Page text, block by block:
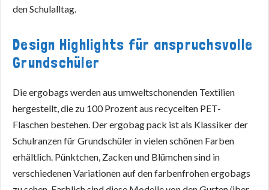
den Schulalltag.
Design Highlights für anspruchsvolle
Grundschüler
Die ergobags werden aus umweltschonenden Textilien
hergestellt, die zu 100 Prozent aus recycelten PET-
Flaschen bestehen. Der ergobag pack ist als Klassiker der
Schulranzen für Grundschüler in vielen schönen Farben
erhältlich. Pünktchen, Zacken und Blümchen sind in
verschiedenen Variationen auf den farbenfrohen ergobags